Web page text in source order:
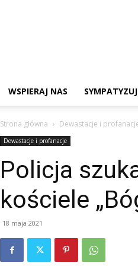
WSPIERAJ NAS SYMPATYZUJ
Strona główna Dewastacje i
Dewastacje i profanacje
Policja
kościele
18 maja 2021